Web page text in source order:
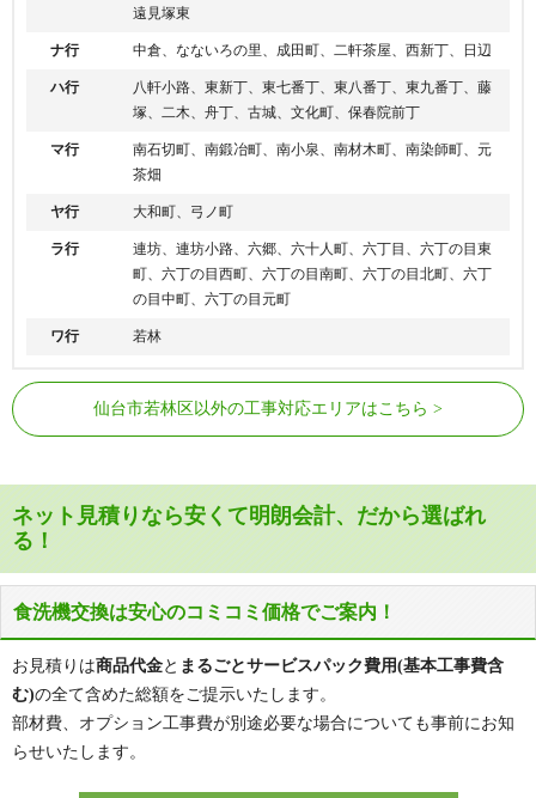
遠見塚東
ナ行 中倉、なないろの里、成田町、二軒茶屋、西新丁、日辺
ハ行
八軒小路、東新丁、東七番丁、東八番丁、東九番丁、藤
塚、二木、舟丁、古城、文化町、保春院前丁
マ行
南石切町、南鍛冶町、南小泉、南材木町、南染師町、元
茶畑
ヤ行 大和町、弓ノ町
ラ行
連坊、連坊小路、六郷、六十人町、六丁目、六丁の目東
町、六丁の目西町、六丁の目南町、六丁の目北町、六丁
の目中町、六丁の目元町
ワ行 若林
仙台市営地下鉄南北線 愛宕橋駅、河原町駅
仙台市営地下鉄東西線
連坊駅、薬師堂駅、卸町駅、六丁の目
仙台市若林区以外の工事対応エリアはこちら
ネット見積りなら安くて明朗会計、だから選ばれ
る！
食洗機交換は安心のコミコミ価格でご案内！
お見積りは商品代金と まるごとサービスパック費用(基本工事費含
む)の全て含めた総額をご提示いたします。
部材費、オプション工事費が別途必要な場合についても事前にお知
らせいたします。